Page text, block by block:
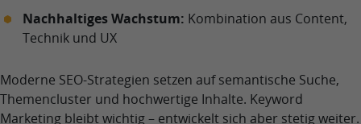
Nachhaltiges Wachstum: Kombination aus Content,
Technik und UX
Moderne SEO-Strategien setzen auf semantische Suche,
Themencluster und hochwertige Inhalte. Keyword
Marketing bleibt wichtig – entwickelt sich aber stetig weiter.